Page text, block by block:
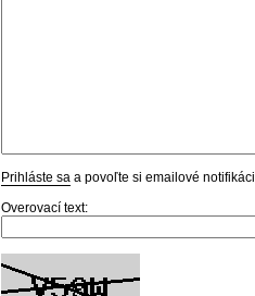
Prihláste sa a povoľte si emailové
Overovací text: